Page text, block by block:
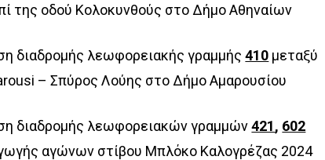
της οδού Κολοκυνθούς στο Δήμο Αθηναίων
διαδρομής λεωφορειακής γραμμής410 μεταξύ
– Σπύρος Λούης στο Δήμο Αμαρουσίου
διαδρομής λεωφορειακών γραμμών421, 602
αγώνων στίβου Μπλόκο Καλογρέζας 2024